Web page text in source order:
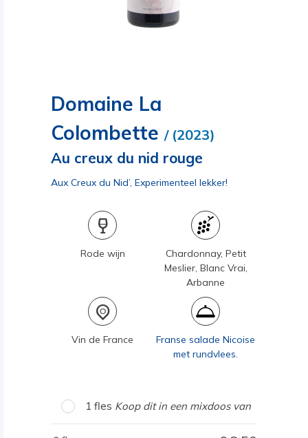
Domaine La
Colombette / (2023)
Au creux du nid rouge
Aux Creux du Nid’, Experimenteel lekker!
Rode wijn
Chardonnay, Petit
Meslier, Blanc Vrai,
Arbanne
Vin de France
Franse salade Nicoise
met rundvlees.
1 fles Koop dit in een mixdoos van